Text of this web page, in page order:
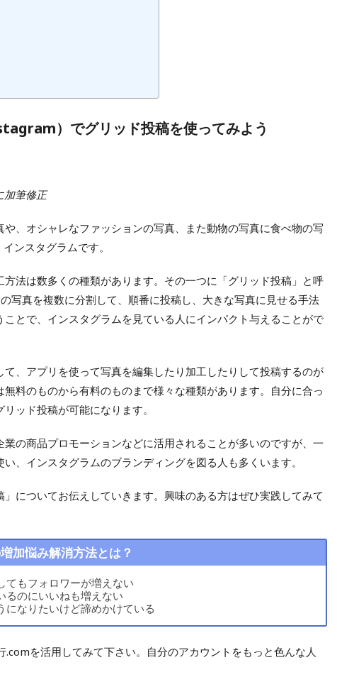
）でグリッド投稿を使ってみよう
加筆修正
や、オシャレなファッションの写真、また動物の写真に食べ物の写
ンスタグラムです。
法は数多くの種類があります。その一つに「グリッド投稿」と呼
写真を複数に分割して、順番に投稿し、大きな写真に見せる手法
とで、インスタグラムを見ている人にインパクト与えることがで
て、アプリを使って写真を編集したり加工したりして投稿するのが
料のものから有料のものまで様々な種類があります。自分に合っ
ッド投稿が可能になります。
業の商品プロモーションなどに活用されることが多いのですが、一
、インスタグラムのブランディングを図る人も多くいます。
についてお伝えしていきます。興味のある方はぜひ実践してみて
加悩み解消方法とは？
てもフォロワーが増えない
るのにいいねも増えない
になりたいけど諦めかけている
.comを活用してみて下さい。自分のアカウントをもっと色んな人